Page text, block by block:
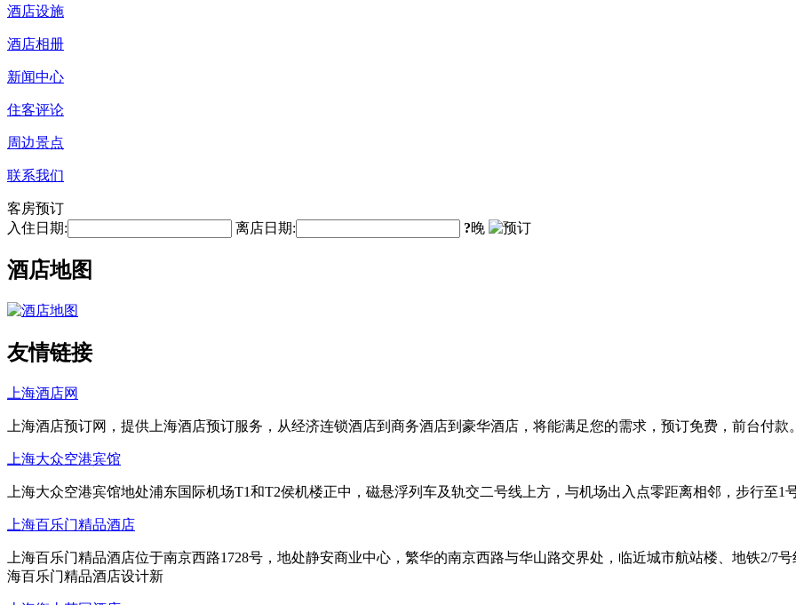
酒店设施
酒店相册
新闻中心
住客评论
周边景点
联系我们
客房预订
入住日期:
离店日期: ?晚
酒店地图
友情链接
上海酒店网
上海酒店预订网，提供上海酒店预订服务，从经济连锁酒店到商务酒店到豪华酒店，将能满足您的需求，预订免费，前台付款。
上海大众空港宾馆
上海大众空港宾馆地处浦东国际机场T1和T2侯机楼正中，磁悬浮列车及轨交二号线上方，与机场出入点零距离相邻，步行至1
上海百乐门精品酒店
上海百乐门精品酒店位于南京西路1728号，地处静安商业中心，繁华的南京西路与华山路交界处，临近城市航站楼、地铁2/7
海百乐门精品酒店设计新